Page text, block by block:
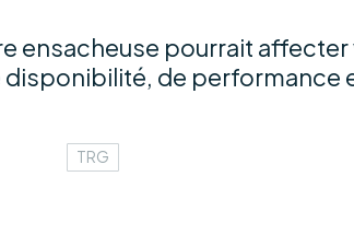
ensacheuse pourrait affecter
de performance
TRG